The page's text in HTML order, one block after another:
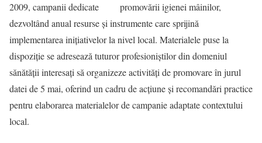
2009, campanii dedicate promovării igienei mâinilor,
dezvoltând anual resurse și instrumente care sprijină
implementarea inițiativelor la nivel local. Materialele puse la
dispoziție se adresează tuturor profesioniștilor din domeniul
sănătății interesați să organizeze activități de promovare în jurul
datei de 5 mai, oferind un cadru de acțiune și recomandări practice
pentru elaborarea materialelor de campanie adaptate contextului
local.